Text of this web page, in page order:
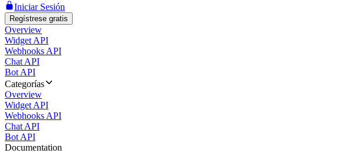
Iniciar Sesión
Regístrese gratis
Overview
Widget API
Webhooks API
Chat API
Bot API
Categorías
Overview
Widget API
Webhooks API
Chat API
Bot API
Documentation